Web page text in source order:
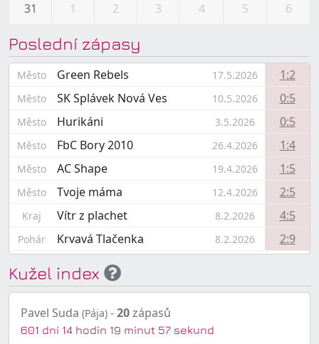
31 1 2 3 4 5 6
Poslední zápasy
Město Green Rebels 17.5.2026 1:2
Město SK Splávek Nová Ves 10.5.2026 0:5
Město Hurikáni 3.5.2026 0:5
Město FbC Bory 2010 26.4.2026 1:4
Město AC Shape 19.4.2026 1:5
Město Tvoje máma 12.4.2026 2:5
Kraj Vítr z plachet 8.2.2026 4:5
Pohár Krvavá Tlačenka 8.2.2026 2:9
Kužel index
Pavel Suda (Pája) -20zápasů
601 dní 14 hodin 19 minut 57 sekund